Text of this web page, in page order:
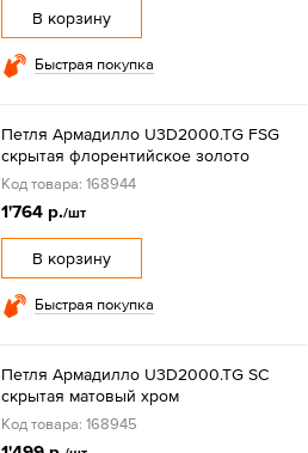
В корзину
Быстрая покупка
Петля Армадилло U3D2000.TG FSG
скрытая флорентийское золото
Код товара: 168944
1'764 р./шт
В корзину
Быстрая покупка
Петля Армадилло U3D2000.TG SC
скрытая матовый хром
Код товара: 168945